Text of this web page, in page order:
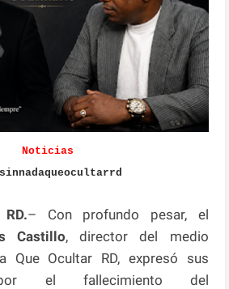
Noticias
– Con profundo pesar, el
Castillo, director del medio
Que Ocultar RD, expresó sus
por el fallecimiento del